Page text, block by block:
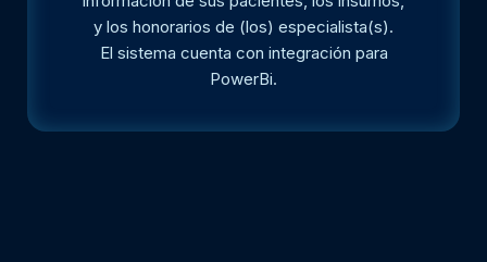
y los honorarios de (los) especialista(s).
El sistema cuenta con integración para
PowerBi.